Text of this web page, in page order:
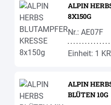
ALPIN
8X150G
Nr.: AE07F
Einheit: 1
ALPIN
BLÜTEN 10G